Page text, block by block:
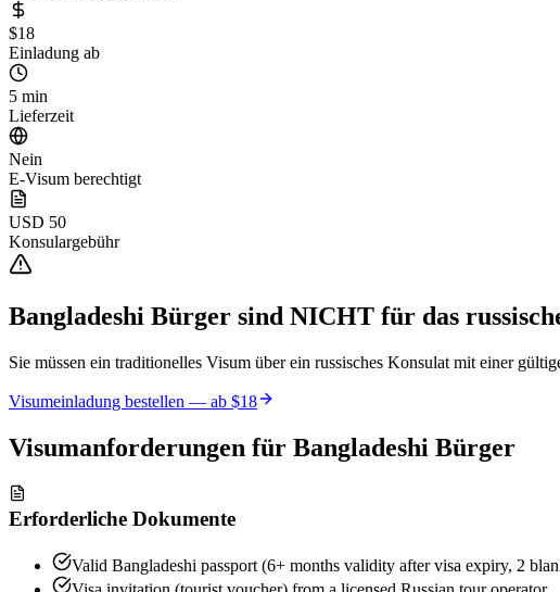
$18
Einladung ab
5 min
Lieferzeit
Nein
E-Visum berechtigt
USD 50
Konsulargebühr
Bangladeshi Bürger sind NICHT für das
Sie müssen ein traditionelles Visum über ein russisches Konsulat mit einer
Visumeinladung bestellen — ab $18
Visumanforderungen für Bangladeshi Bürger
Erforderliche Dokumente
Valid Bangladeshi passport (6+ months validity after visa expiry, 2